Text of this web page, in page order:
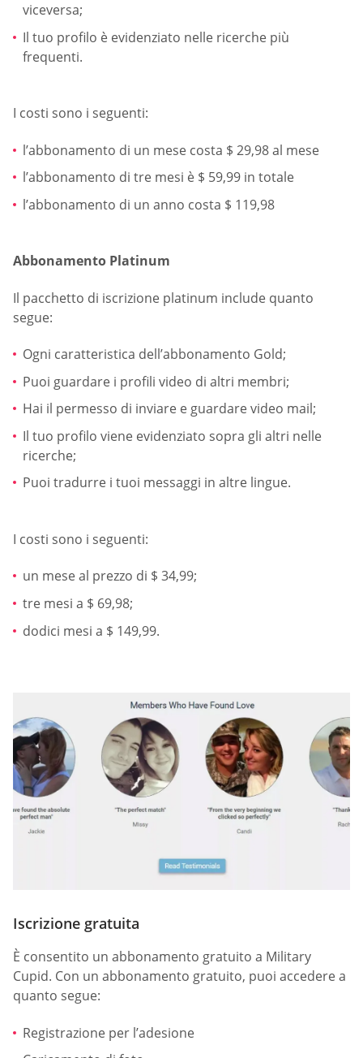
viceversa;
Il tuo profilo è evidenziato nelle ricerche più
frequenti.
I costi sono i seguenti:
l’abbonamento di un mese costa $ 29,98 al mese
l’abbonamento di tre mesi è $ 59,99 in totale
l’abbonamento di un anno costa $ 119,98
Abbonamento Platinum
Il pacchetto di iscrizione platinum include quanto
segue:
Ogni caratteristica dell’abbonamento Gold;
Puoi guardare i profili video di altri membri;
Hai il permesso di inviare e guardare video mail;
Il tuo profilo viene evidenziato sopra gli altri nelle
ricerche;
Puoi tradurre i tuoi messaggi in altre lingue.
I costi sono i seguenti:
un mese al prezzo di $ 34,99;
tre mesi a $ 69,98;
dodici mesi a $ 149,99.
Iscrizione gratuita
È consentito un abbonamento gratuito a Military
Cupid. Con un abbonamento gratuito, puoi accedere a
quanto segue:
Registrazione per l’adesione